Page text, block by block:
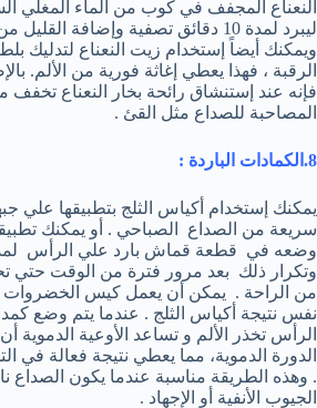
النعناع المجفف في كوب من الماء المغلي
ليبرد لمدة 10 دقائق تصفية وإضافة
ويمكنك أيضاً إستخدام زيت النعناع لتدليك
الرقبة ، فهذا يعطي إغاثة فورية من الألم.
فإنه عند إستنشاق رائحة بخار النعناع تخفف
المصاحبة للصداع مثل القئ .
8.الكمادات الباردة :
يمكنك إستخدام أكياس الثلج بتطبيقها علي
سريعة من الصداع الصباحي . أو يمكنك
وضعه في قطعة قماش بارد علي الرأس
وتكرار ذلك بعد مرور فترة من الوقت حتي
من الراحة . يمكن أن يعمل كيس الخضروات
نفس نتيجة أكياس الثلج . عندما يتم وضع
الرأس تخذر الألم و تساعد الأوعية
الدورة الدموية، مما يعطي نتيجة فعالة في
. وهذه الطريقة مناسبة عندما يكون الصداع
الجيوب الأنفية أو الإجهاد .